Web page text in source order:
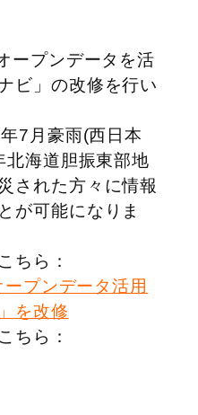
ープンデータを活
ビ」の改修を行い
7月豪雨(西日本
海道胆振東部地
された方々に情報
が可能になりま
ちら：
プンデータ活用
を改修
ちら：